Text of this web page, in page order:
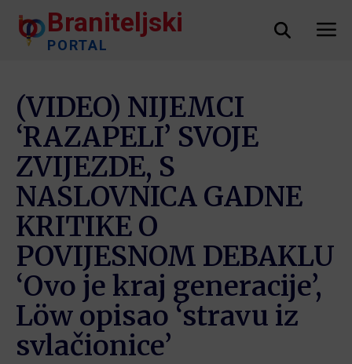
Braniteljski
PORTAL
(VIDEO) NIJEMCI
‘RAZAPELI’ SVOJE
ZVIJEZDE, S
NASLOVNICA GADNE
KRITIKE O
POVIJESNOM DEBAKLU
‘Ovo je kraj generacije’,
Löw opisao ‘stravu iz
svlačionice’